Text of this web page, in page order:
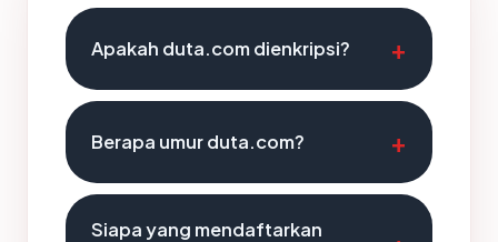
Apakah duta.com dienkripsi?
Berapa umur duta.com?
Siapa yang mendaftarkan